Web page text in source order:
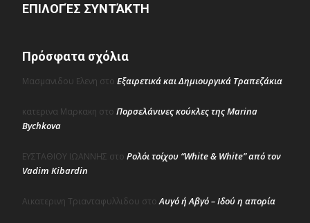
ΕΠΙΛΟΓΈΣ ΣΥΝΤΆΚΤΗ
Πρόσφατα σχόλια
Μασμανιδου Ελενη στο Εξαιρετικά και Δημιουργικά Τραπεζάκια
κατερινα Μαρκακη στο Πορσελάνινες κούκλες της Marina
Bychkova
ΕΥΣΤΑΘΙΟΥ ΙΩΑΝΝΗΣ στο Ρολόι τοίχου “White & White” από τον
Vadim Kibardin
Αικατερινη Τριανταφυλλιδου στοΑυγό ή Αβγό – Ιδού η απορία